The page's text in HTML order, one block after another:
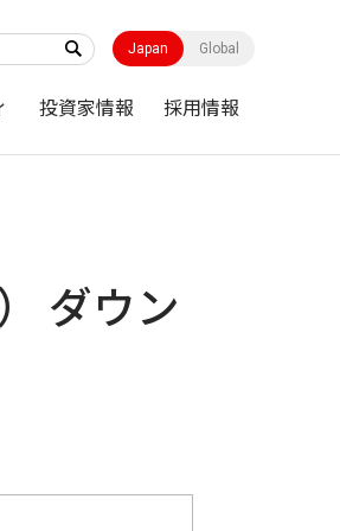
Japan Global
投資家情報 採用情報
ダウン